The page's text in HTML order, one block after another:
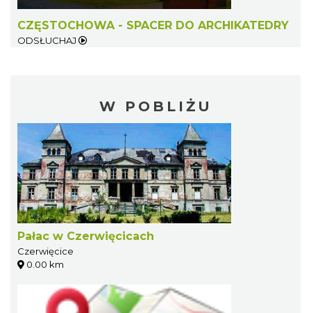
CZĘSTOCHOWA - SPACER DO ARCHIKATEDRY
ODSŁUCHAJ
W POBLIŻU
Pałac w Czerwięcicach
Czerwięcice
0.00 km